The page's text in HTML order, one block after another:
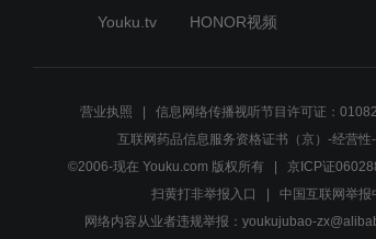
Youku.tv HONOR视频
营业执照 信息网络传播视听节目许可证：
互联网药品信息服务资格证书（京）-经营
©2006-现在 Youku.com 版权所有
京ICP证
扫黄打非举报入口
中国互联网举报
网络内容从业者违规举报：youkujubao-